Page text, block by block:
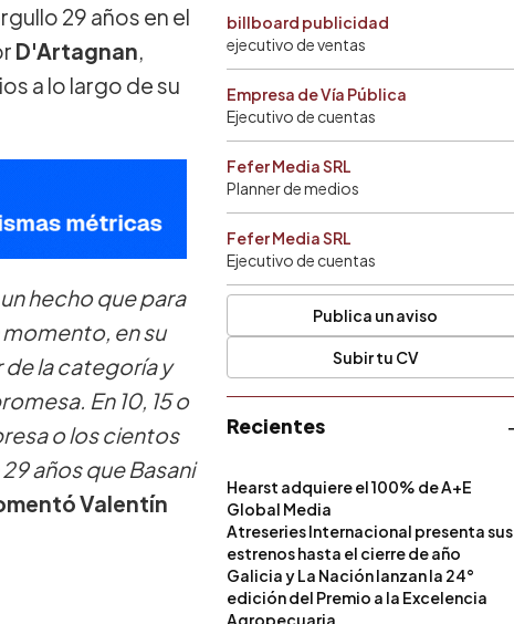
29 años en el
D'Artagnan,
a lo largo de su
hecho que para
en su
la categoría y
En 10, 15 o
o los cientos
años que Basani
Valentín
billboard publicidad
ejecutivo de ventas
Empresa de Vía Pública
Ejecutivo de cuentas
Fefer Media SRL
Planner de medios
Fefer Media SRL
Ejecutivo de cuentas
Publica un aviso
Subir tu CV
Recientes
Hearst adquiere el 100% de A+E
Global Media
Atreseries Internacional presenta sus
estrenos hasta el cierre de año
Galicia y La Nación lanzan la 24°
edición del Premio a la Excelencia
Agropecuaria